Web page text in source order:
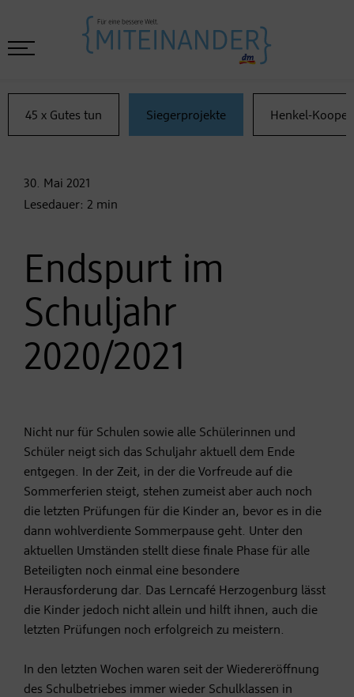
45 x Gutes tun Siegerprojekte Henkel-
30. Mai 2021
Lesedauer: 2 min
Endspurt im
Schuljahr
2020/2021
Nicht nur für Schulen sowie alle Schülerinnen und
Schüler neigt sich das Schuljahr aktuell dem Ende
entgegen. In der Zeit, in der die Vorfreude auf die
Sommerferien steigt, stehen zumeist aber auch noch
die letzten Prüfungen für die Kinder an, bevor es in die
dann wohlverdiente Sommerpause geht. Unter den
aktuellen Umständen stellt diese finale Phase für alle
Beteiligten noch einmal eine besondere
Herausforderung dar. Das Lerncafé Herzogenburg lässt
die Kinder jedoch nicht allein und hilft ihnen, auch die
letzten Prüfungen noch erfolgreich zu meistern.
In den letzten Wochen waren seit der Wiedereröffnung
des Schulbetriebes immer wieder Schulklassen in